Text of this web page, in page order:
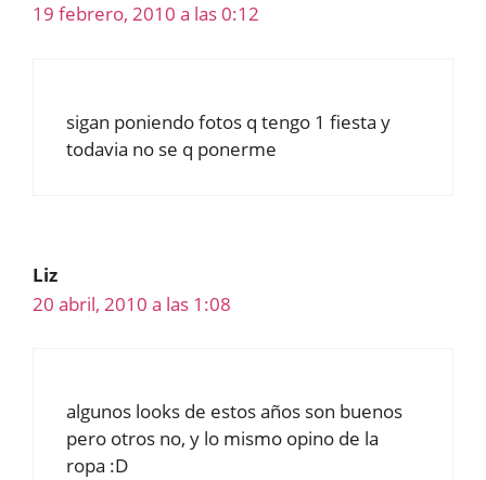
19 febrero, 2010 a las 0:12
sigan poniendo fotos q tengo 1 fiesta y
todavia no se q ponerme
Liz
20 abril, 2010 a las 1:08
algunos looks de estos años son buenos
pero otros no, y lo mismo opino de la
ropa :D